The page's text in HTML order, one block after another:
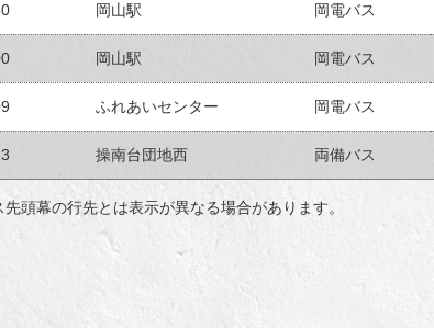
岡山駅 岡電バス
岡山駅 岡電バス
ふれあいセンター 岡電バス
操南台団地西 両備バス
先頭幕の行先とは表示が異なる場合があります。